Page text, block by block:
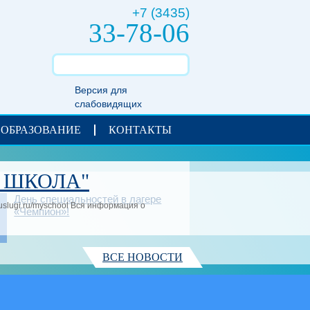
+7 (3435)
33-78-06
Версия для
слабовидящих
КОНТАКТЫ
ШКОЛА"
myschool Вся информация о
День специальностей в лагере
«Чемпион»!
ВСЕ НОВОСТИ